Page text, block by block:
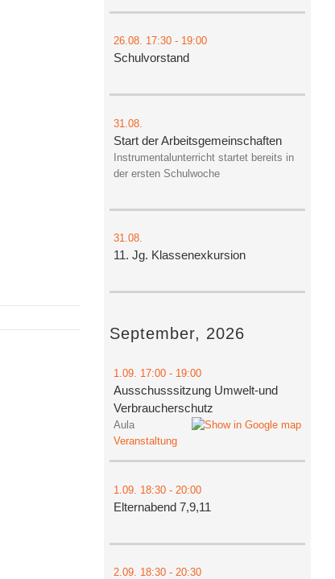
26.08. 17:30- 19:00
Schulvorstand
31.08.
Start der Arbeitsgemeinschaften
Instrumentalunterricht startet bereits in
der ersten Schulwoche
31.08.
11. Jg. Klassenexkursion
September, 2026
1.09. 17:00- 19:00
Ausschusssitzung Umwelt-und
Verbraucherschutz
Aula
Veranstaltung
1.09. 18:30- 20:00
Elternabend 7,9,11
2.09. 18:30- 20:30